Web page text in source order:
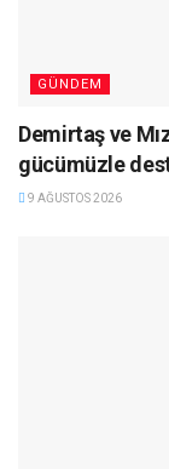
GÜNDEM
Demirtaş ve
gücümüzle
9 AĞUSTOS 2026